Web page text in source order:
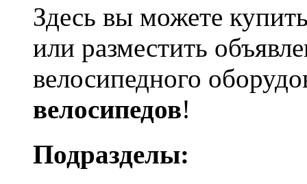
Здесь вы можете
или разместить
велосипедного
велосипедов!
Подразделы: